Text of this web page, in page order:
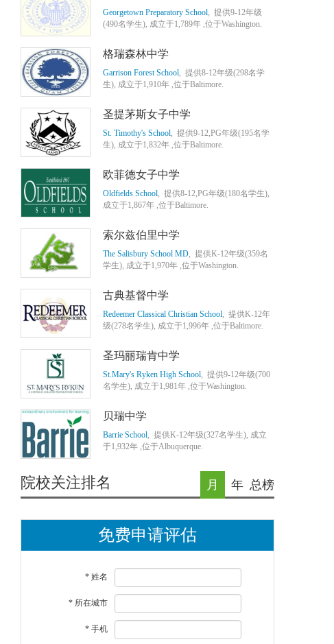
Georgetown Preparatory School, 提供9-12年级
(490名学生), 成立于1,789年 ,位于Washington.
格瑞森林中学
Garrison Forest School, 提供8-12年级(298名学
生), 成立于1,910年 ,位于Baltimore.
圣提茅斯女子中学
St. Timothy's School, 提供9-12,PG年级(195名学
生), 成立于1,832年 ,位于Baltimore.
欧菲德女子中学
Oldfields School, 提供8-12,PG年级(180名学生),
成立于1,867年 ,位于Baltimore.
索尔兹伯里中学
The Salisbury School MD, 提供K-12年级(359名
学生), 成立于1,970年 ,位于Washington.
古典基督中学
Redeemer Classical Christian School, 提供K-12年
级(278名学生), 成立于1,996年 ,位于Baltimore.
圣玛丽瑞肯中学
St.Mary's Ryken High School, 提供9-12年级(700
名学生), 成立于1,981年 ,位于Washington.
贝瑞中学
Barrie School, 提供K-12年级(327名学生), 成立
于1,932年 ,位于Albuquerque.
院校关注排名 月 年 总榜
免费申请评估
* 姓名
* 所在城市
* 手机